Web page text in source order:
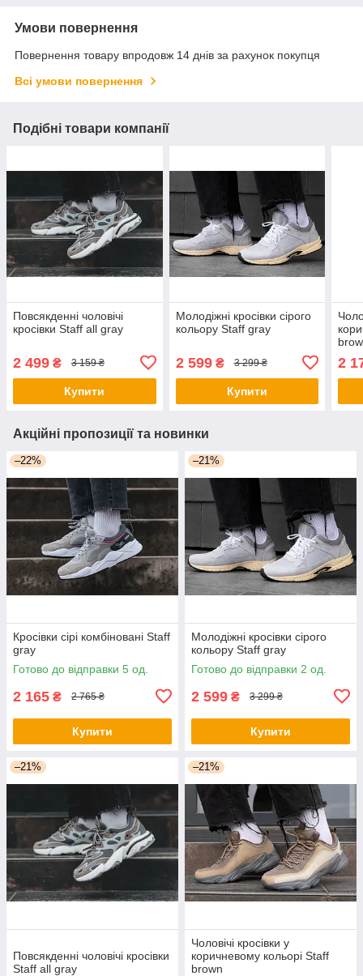
Умови повернення
Повернення товару впродовж 14 днів за рахунок покупця
Всі умови повернення
Подібні товари компанії
Повсякденні чоловічі
кросівки Staff all gray
2 499 ₴ 3 159 ₴
Купити
Молодіжні кросівки сірого
кольору Staff gray
2 599₴ 3 299 ₴
Купити
2
Акційні пропозиції та новинки
–22%
Кросівки сірі комбіновані Staff
gray
Готово до відправки 5 од.
2 165 ₴ 2 765 ₴
Купити
–21%
Молодіжні кросівки сірого
кольору Staff gray
Готово до відправки 2 од.
2 599 ₴ 3 299 ₴
Купити
–21%
Повсякденні чоловічі кросівки
Staff all gray
–21%
Чоловічі кросівки у
коричневому кольорі Staff
brown